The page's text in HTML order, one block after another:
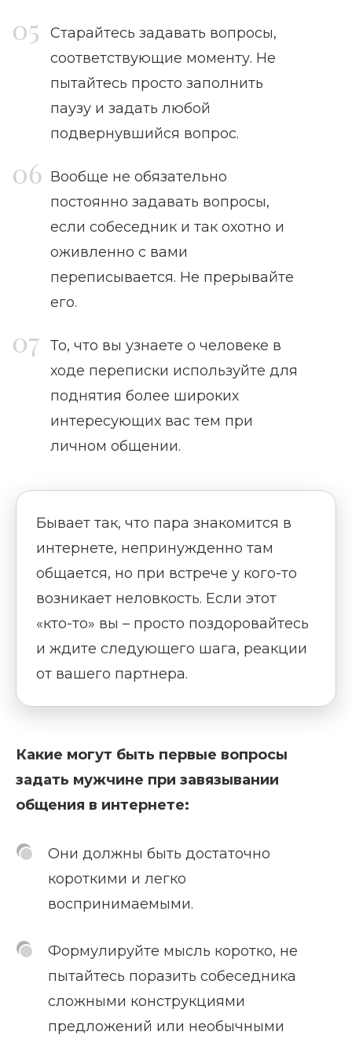
Старайтесь задавать вопросы,
соответствующие моменту. Не
пытайтесь просто заполнить
паузу и задать любой
подвернувшийся вопрос.
Вообще не обязательно
постоянно задавать вопросы,
если собеседник и так охотно и
оживленно с вами
переписывается. Не прерывайте
его.
То, что вы узнаете о человеке в
ходе переписки используйте для
поднятия более широких
интересующих вас тем при
личном общении.
Бывает так, что пара знакомится в
интернете, непринужденно там
общается, но при встрече у кого-то
возникает неловкость. Если этот
«кто-то» вы – просто поздоровайтесь
и ждите следующего шага, реакции
от вашего партнера.
Какие могут быть первые вопросы
задать мужчине при завязывании
общения в интернете:
Они должны быть достаточно
короткими и легко
воспринимаемыми.
Формулируйте мысль коротко, не
пытайтесь поразить собеседника
сложными конструкциями
предложений или необычными